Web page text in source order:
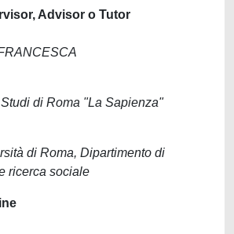
Advisor o Tutor
di Roma "La Sapienza"
di Roma, Dipartimento di
ricerca sociale